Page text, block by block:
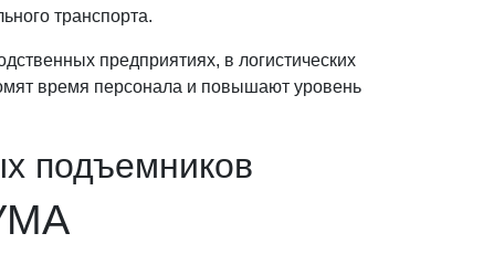
транспорта.
предприятиях, в логистических
время персонала и повышают уровень
подъемников